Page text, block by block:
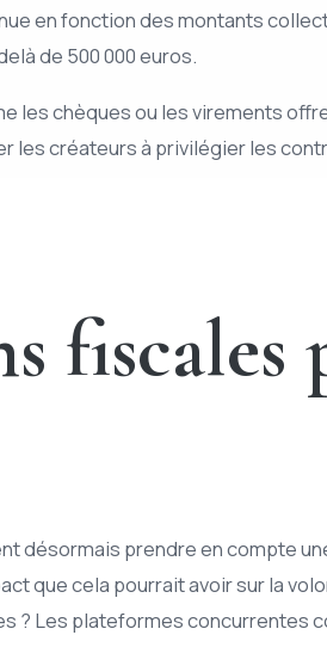
en fonction des montants
de 500 000 euros.
chèques ou les virements
créateurs à privilégier les
fiscales
désormais prendre en compte
que cela pourrait avoir sur la
? Les plateformes concurrentes